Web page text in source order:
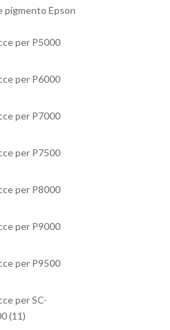
pigmento Epson
per P5000
per P6000
per P7000
per P7500
per P8000
per P9000
per P9500
per SC-
(11)